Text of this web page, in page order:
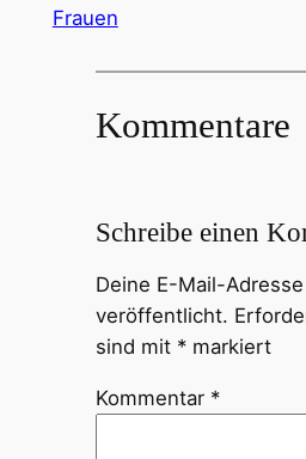
Frauen
Kommentare
Schreibe einen
Deine E-Mail-
veröffentlicht.
sind mit *markiert
Kommentar *